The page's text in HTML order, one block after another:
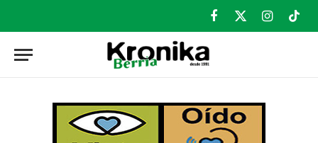
Facebook
X
Instagram